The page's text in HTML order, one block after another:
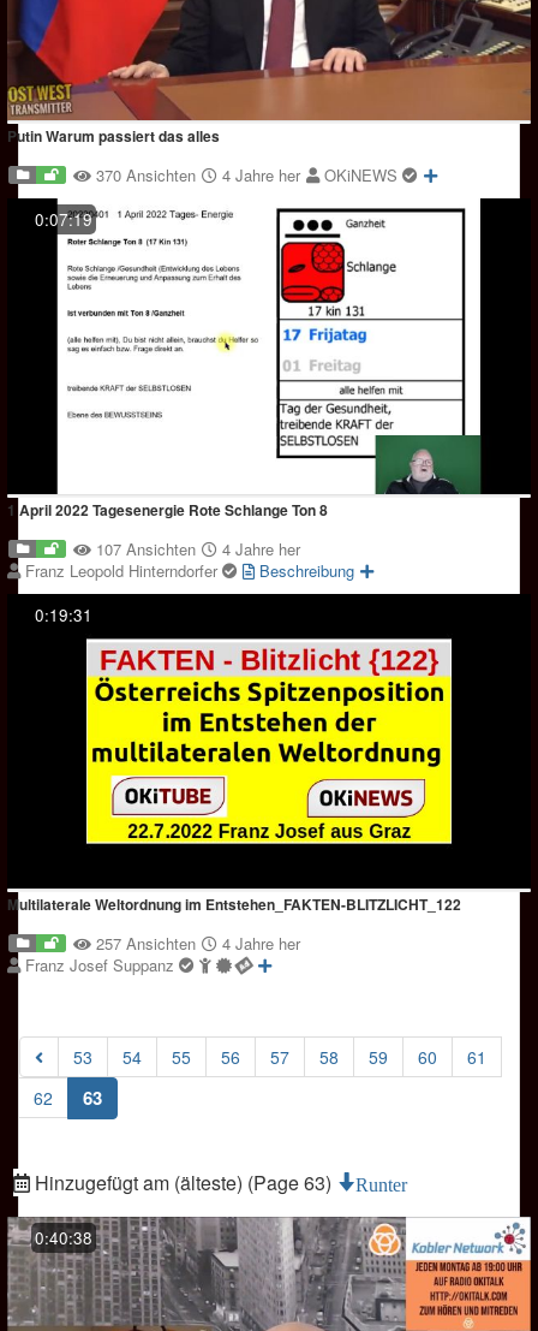
Putin Warum passiert das alles
370 Ansichten 4 Jahre her
OKiNEWS
0:07:19
1 April 2022 Tagesenergie Rote Schlange Ton 8
107 Ansichten
4 Jahre her
Franz Leopold Hinterndorfer
Beschreibung
0:19:31
Multilaterale Weltordnung im Entstehen_FAKTEN-BLITZLICHT_122
257 Ansichten
4 Jahre her
Franz Josef Suppanz
53 54 55 56 57 58 59 60
61
62
63(current)
Hinzugefügt am (älteste) (Page 63) Runter
0:40:38